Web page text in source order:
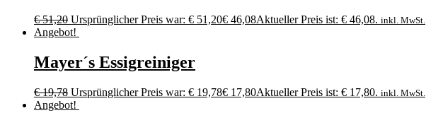
€51,20 Ursprünglicher Preis war: € 51,20€ 46,08Aktueller Preis ist: € 46,08. inkl. MwSt.
Angebot!
Mayer´s Essigreiniger
€19,78 Ursprünglicher Preis war: € 19,78€ 17,80Aktueller Preis ist: € 17,80. inkl. MwSt.
Angebot!